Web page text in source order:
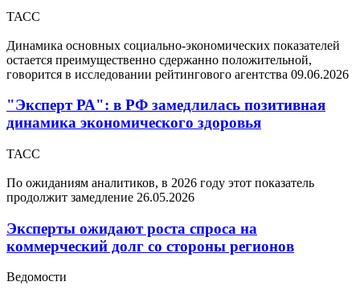
ТАСС
Динамика основных социально-экономических показателей
остается преимущественно сдержанно положительной,
говорится в исследовании рейтингового агентства 09.06.2026
"Эксперт РА": в РФ замедлилась позитивная
динамика экономического здоровья
ТАСС
По ожиданиям аналитиков, в 2026 году этот показатель
продолжит замедление 26.05.2026
Эксперты ожидают роста спроса на
коммерческий долг со стороны регионов
Ведомости